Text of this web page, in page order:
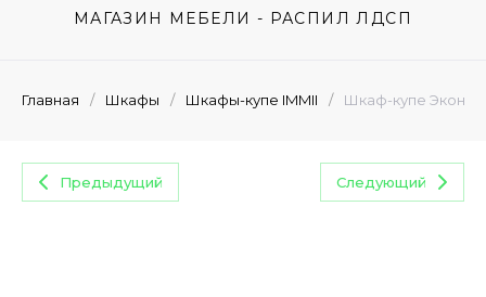
МАГАЗИН МЕБЕЛИ - РАСПИЛ ЛДСП
Главная / Шкафы / Шкафы-купе IMMII / Шкаф-купе
Предыдущий Следующий